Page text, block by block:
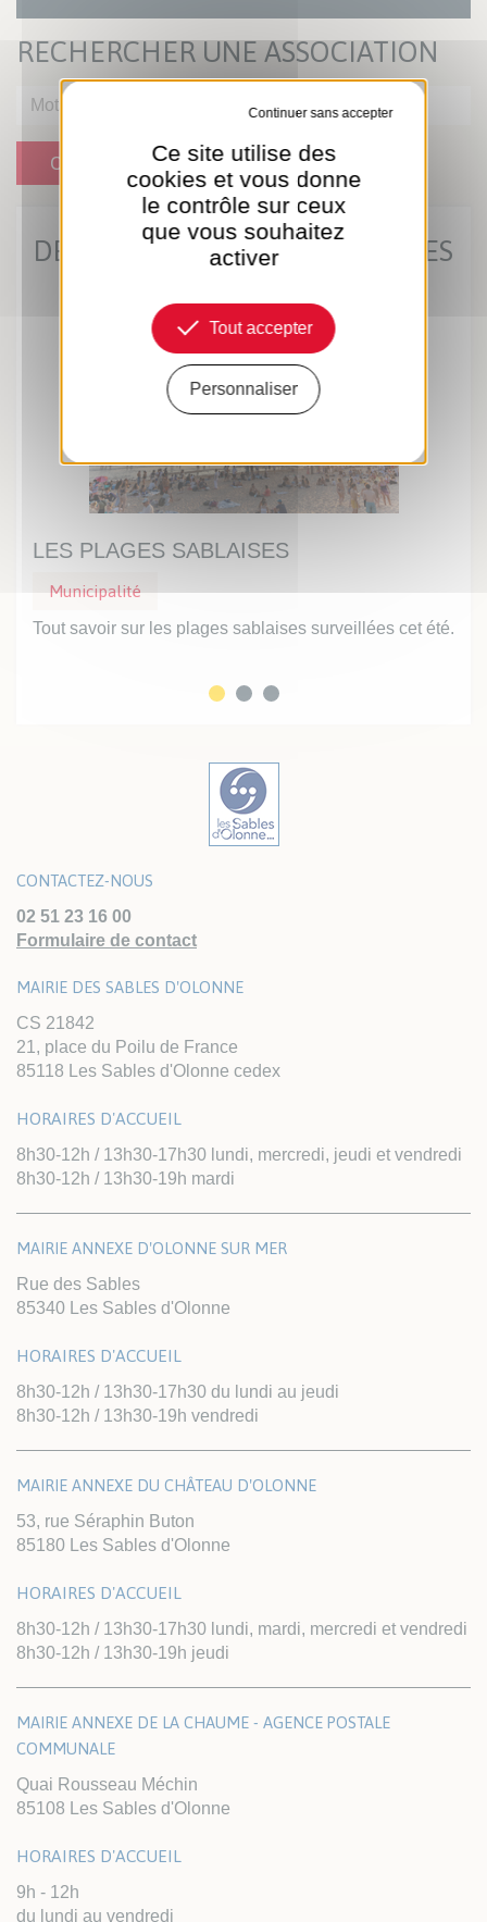
RECHERCHER UNE ASSOCIATION
OK
DERNIÈRES ACTUS MUNICIPALES
LES PLAGES SABLAISES
Municipalité
Tout savoir sur les plages sablaises surveillées cet été.
CONTACTEZ-NOUS
02 51 23 16 00
Formulaire de contact
MAIRIE DES SABLES D'OLONNE
CS 21842
21, place du Poilu de France
85118 Les Sables d'Olonne cedex
HORAIRES D'ACCUEIL
8h30-12h / 13h30-17h30 lundi, mercredi, jeudi et vendredi
8h30-12h / 13h30-19h mardi
MAIRIE ANNEXE D'OLONNE SUR MER
Rue des Sables
85340 Les Sables d'Olonne
HORAIRES D'ACCUEIL
8h30-12h / 13h30-17h30 du lundi au jeudi
8h30-12h / 13h30-19h vendredi
MAIRIE ANNEXE DU CHÂTEAU D'OLONNE
53, rue Séraphin Buton
85180 Les Sables d'Olonne
HORAIRES D'ACCUEIL
8h30-12h / 13h30-17h30 lundi, mardi, mercredi et vendredi
8h30-12h / 13h30-19h jeudi
MAIRIE ANNEXE DE LA CHAUME - AGENCE POSTALE
COMMUNALE
Quai Rousseau Méchin
85108 Les Sables d'Olonne
HORAIRES D'ACCUEIL
9h - 12h
du lundi au vendredi
Ce site utilise des
cookies et vous donne
le contrôle sur ceux
que vous souhaitez
activer
Tout accepter
Tout refuser
Personnaliser